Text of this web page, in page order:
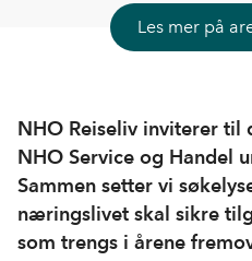
Les mer på
NHO Reiseliv inviterer til
NHO Service og Handel
Sammen setter vi
næringslivet skal sikre
som trengs i årene